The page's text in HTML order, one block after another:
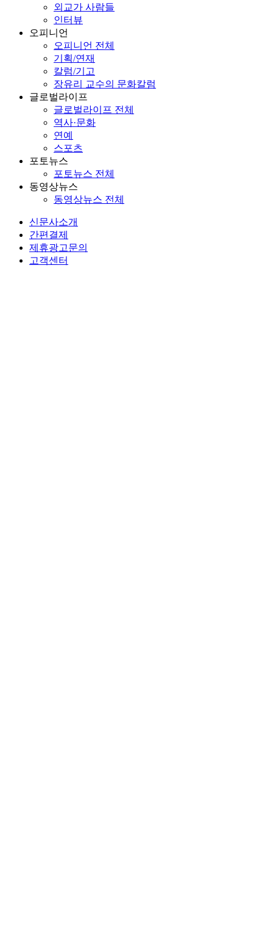
외교가 사람들
인터뷰
오피니언
오피니언 전체
기획/연재
칼럼/기고
장유리 교수의 문화칼럼
글로벌라이프
글로벌라이프 전체
역사·문화
연예
스포츠
포토뉴스
포토뉴스 전체
동영상뉴스
동영상뉴스 전체
신문사소개
간편결제
제휴광고문의
고객센터